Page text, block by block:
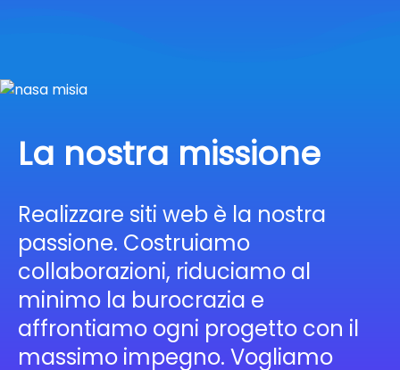
La nostra missione
Realizzare siti web è la nostra
passione. Costruiamo
collaborazioni, riduciamo al
minimo la burocrazia e
affrontiamo ogni progetto con il
massimo impegno. Vogliamo